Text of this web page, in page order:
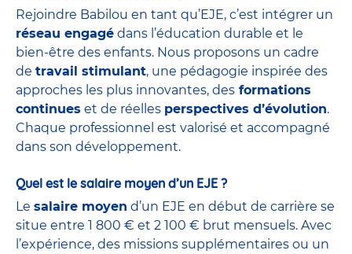
Rejoindre Babilou en tant qu’EJE, c’est intégrer un
réseau engagé dans l’éducation durable et le
bien-être des enfants. Nous proposons un cadre
de travail stimulant, une pédagogie inspirée des
approches les plus innovantes, des formations
continues et de réelles perspectives d’évolution.
Chaque professionnel est valorisé et accompagné
dans son développement.
Quel est le salaire moyen d’un EJE ?
Le salaire moyen d’un EJE en début de carrière se
situe entre 1 800 € et 2 100 € brut mensuels. Avec
l’expérience, des missions supplémentaires ou un